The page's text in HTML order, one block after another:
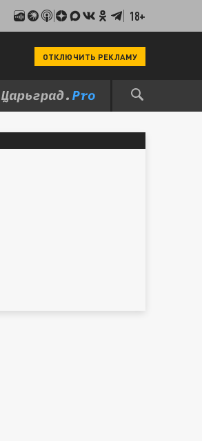
18+
ОТКЛЮЧИТЬ РЕКЛАМУ